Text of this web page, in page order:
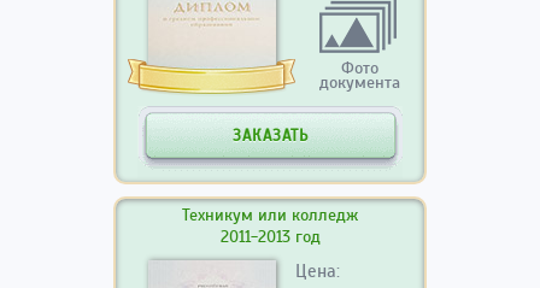
Фото
документа
ЗАКАЗАТЬ
Техникум или колледж
2011-2013 год
Цена: